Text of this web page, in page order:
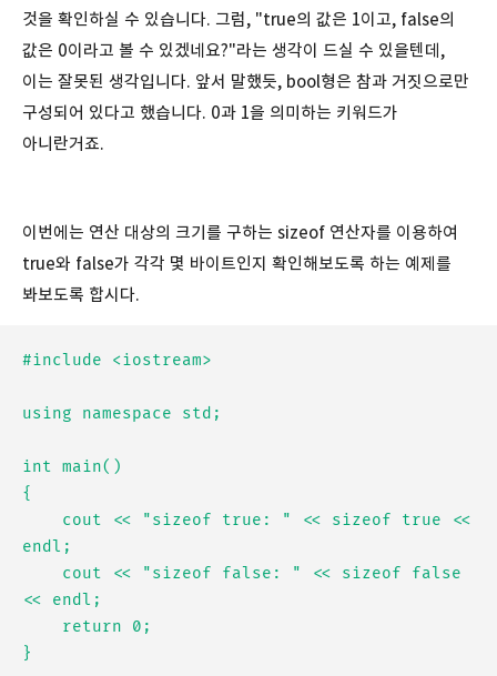
것을 확인하실 수 있습니다. 그럼, "true의 값은 1이고, false의
값은 0이라고 볼 수 있겠네요?"라는 생각이 드실 수 있을텐데,
이는 잘못된 생각입니다. 앞서 말했듯, bool형은 참과 거짓으로만
구성되어 있다고 했습니다. 0과 1을 의미하는 키워드가
아니란거죠.
이번에는 연산 대상의 크기를 구하는 sizeof 연산자를 이용하여
true와 false가 각각 몇 바이트인지 확인해보도록 하는 예제를
봐보도록 합시다.
#include <iostream>
using namespace std;
int main()
{
endl;
<< endl;